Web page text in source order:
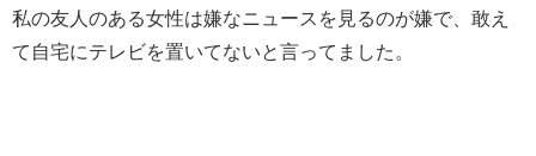
私の友人のある女性は嫌なニュースを見るのが嫌で、敢え
て自宅にテレビを置いてないと言ってました。